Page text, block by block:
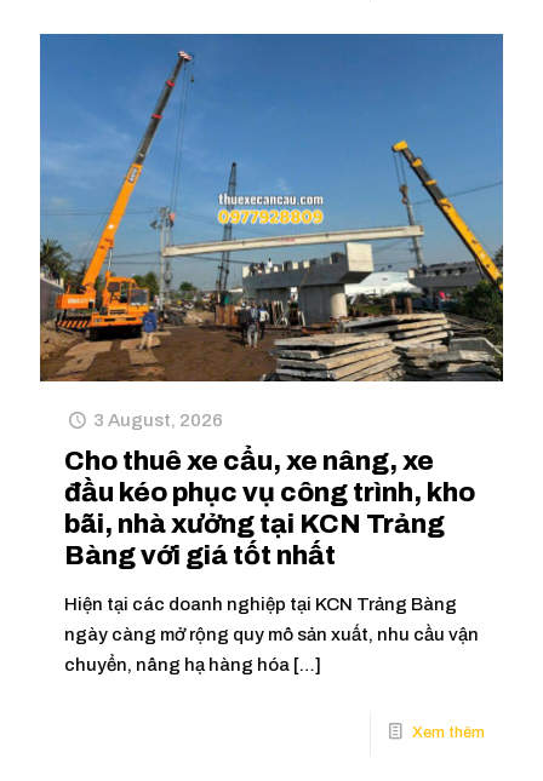
3 August, 2026
Cho thuê xe cẩu, xe nâng, xe
đầu kéo phục vụ công trình, kho
bãi, nhà xưởng tại KCN Trảng
Bàng với giá tốt nhất
Hiện tại các doanh nghiệp tại KCN Trảng Bàng
ngày càng mở rộng quy mô sản xuất, nhu cầu vận
chuyển, nâng hạ hàng hóa […]